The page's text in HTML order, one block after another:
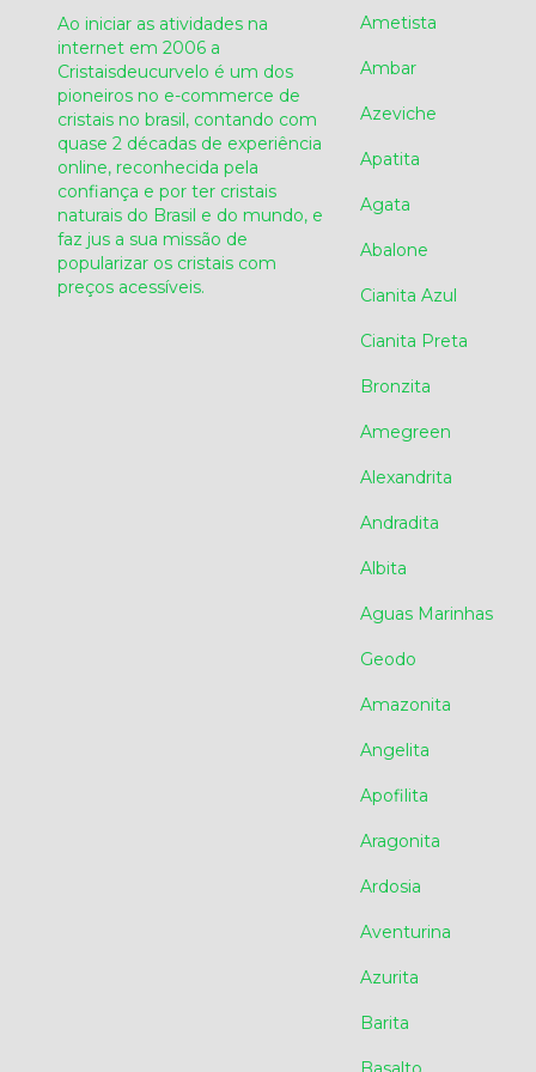
Ao iniciar as atividades na
internet em 2006 a
Cristaisdeucurvelo é um dos
pioneiros no e-commerce de
cristais no brasil, contando com
quase 2 décadas de experiência
online, reconhecida pela
confiança e por ter cristais
naturais do Brasil e do mundo, e
faz jus a sua missão de
popularizar os cristais com
preços acessíveis.
Ametista
Ambar
Azeviche
Apatita
Agata
Abalone
Cianita Azul
Cianita Preta
Bronzita
Amegreen
Alexandrita
Andradita
Albita
Aguas Marinhas
Geodo
Amazonita
Angelita
Apofilita
Aragonita
Ardosia
Aventurina
Azurita
Barita